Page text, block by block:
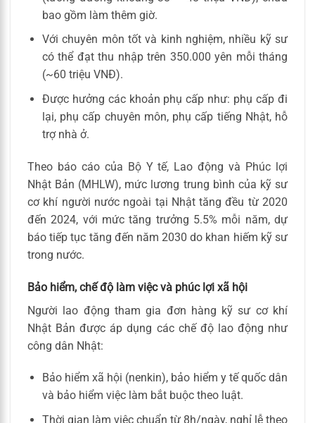
bao gồm làm thêm giờ.
Với chuyên môn tốt và kinh nghiệm, nhiều kỹ sư
có thể đạt thu nhập trên 350.000 yên mỗi tháng
(~60 triệu VNĐ).
Được hưởng các khoản phụ cấp như: phụ cấp đi
lại, phụ cấp chuyên môn, phụ cấp tiếng Nhật, hỗ
trợ nhà ở.
Theo báo cáo của Bộ Y tế, Lao động và Phúc lợi
Nhật Bản (MHLW), mức lương trung bình của kỹ sư
cơ khí người nước ngoài tại Nhật tăng đều từ 2020
đến 2024, với mức tăng trưởng 5.5% mỗi năm, dự
báo tiếp tục tăng đến năm 2030 do khan hiếm kỹ sư
trong nước.
Bảo hiểm, chế độ làm việc và phúc lợi xã hội
Người lao động tham gia đơn hàng kỹ sư cơ khí
Nhật Bản được áp dụng các chế độ lao động như
công dân Nhật:
Bảo hiểm xã hội (nenkin), bảo hiểm y tế quốc dân
và bảo hiểm việc làm bắt buộc theo luật.
Thời gian làm việc chuẩn từ 8h/ngày, nghỉ lễ theo